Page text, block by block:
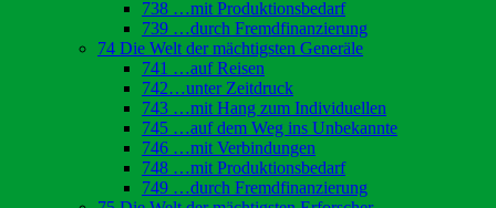
738 …mit Produktionsbedarf
739 …durch Fremdfinanzierung
74 Die Welt der mächtigsten Generäle
741 …auf Reisen
742…unter Zeitdruck
743 …mit Hang zum Individuellen
745 …auf dem Weg ins Unbekannte
746 …mit Verbindungen
748 …mit Produktionsbedarf
749 …durch Fremdfinanzierung